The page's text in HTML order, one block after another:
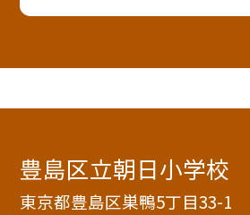
豊島区立朝日小学校
東京都豊島区巣鴨5丁目33-1